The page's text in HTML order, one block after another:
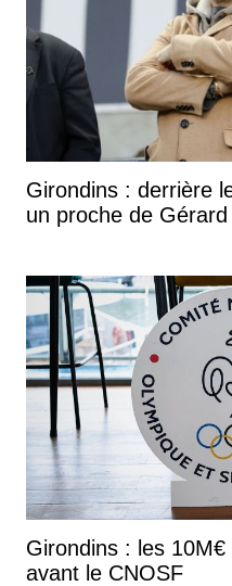
Girondins : derrière
un proche de
Girondins : les
avant le CNOSF